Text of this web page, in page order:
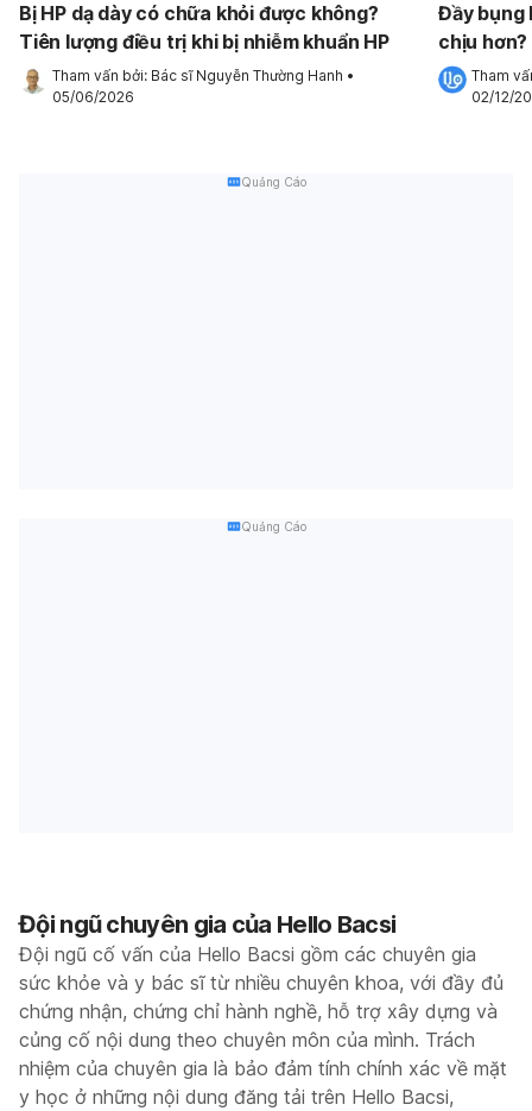
Bị HP dạ dày có chữa khỏi được không?
Tiên lượng điều trị khi bị nhiễm khuẩn HP
Tham vấn bởi: Bác sĩ Nguyễn Thường Hanh •
05/06/2026
Đầy bụng
chịu hơn?
Tham
02/12/
Quảng Cáo
Quảng Cáo
Đội ngũ chuyên gia của Hello Bacsi
Đội ngũ cố vấn của Hello Bacsi gồm các chuyên gia
sức khỏe và y bác sĩ từ nhiều chuyên khoa, với đầy đủ
chứng nhận, chứng chỉ hành nghề, hỗ trợ xây dựng và
củng cố nội dung theo chuyên môn của mình. Trách
nhiệm của chuyên gia là bảo đảm tính chính xác về mặt
y học ở những nội dung đăng tải trên Hello Bacsi,